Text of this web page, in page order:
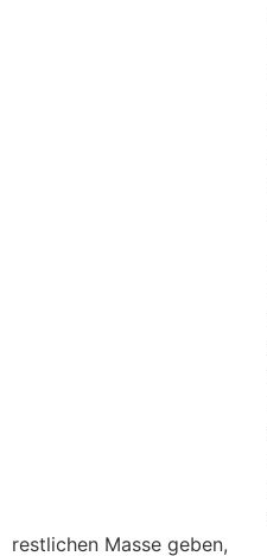
restlichen Masse geben,